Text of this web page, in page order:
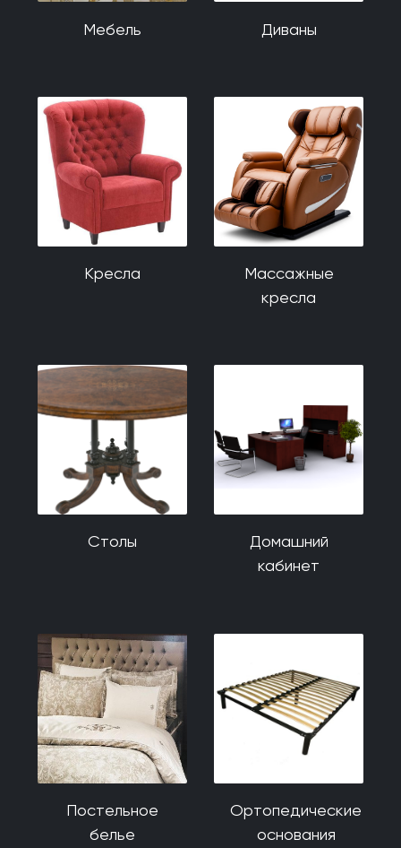
Мебель Диваны
Кресла
Массажные
кресла
Столы
Домашний
кабинет
Постельное
белье
Ортопедические
основания